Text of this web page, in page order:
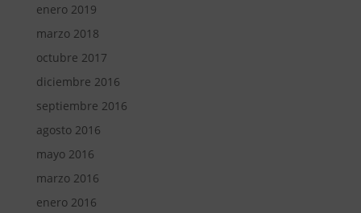
enero 2019
marzo 2018
octubre 2017
diciembre 2016
septiembre 2016
agosto 2016
mayo 2016
marzo 2016
enero 2016